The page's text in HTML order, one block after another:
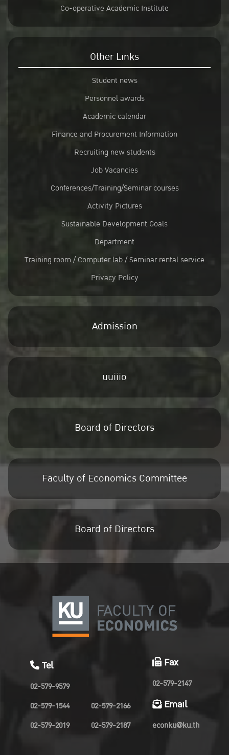
Co-operative Academic Institute
Other Links
Student news
Personnel awards
Academic calendar
Finance and Procurement Information
Recruiting new students
Job Vacancies
Conferences/Training/Seminar courses
Activity Pictures
Sustainable Development Goals
Department
Training room / Computer lab / Seminar rental service
Privacy Policy
Admission
uuiiio
Board of Directors
Faculty of Economics Committee
Board of Directors
Tel
02-579-9579
02-579-1544
02-579-2019
02-579-2166
02-579-2187
Fax
02-579-2147
Email
econku@ku.th